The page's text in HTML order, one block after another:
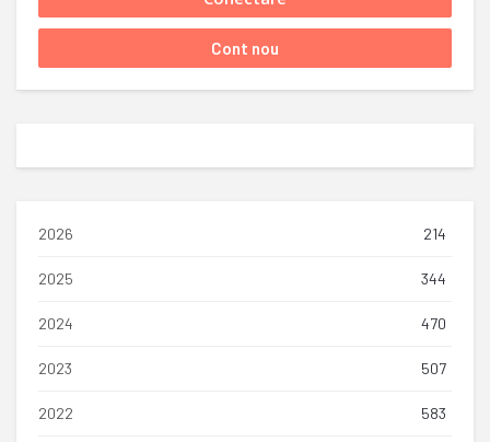
2026 214
2025 344
2024 470
2023 507
2022 583